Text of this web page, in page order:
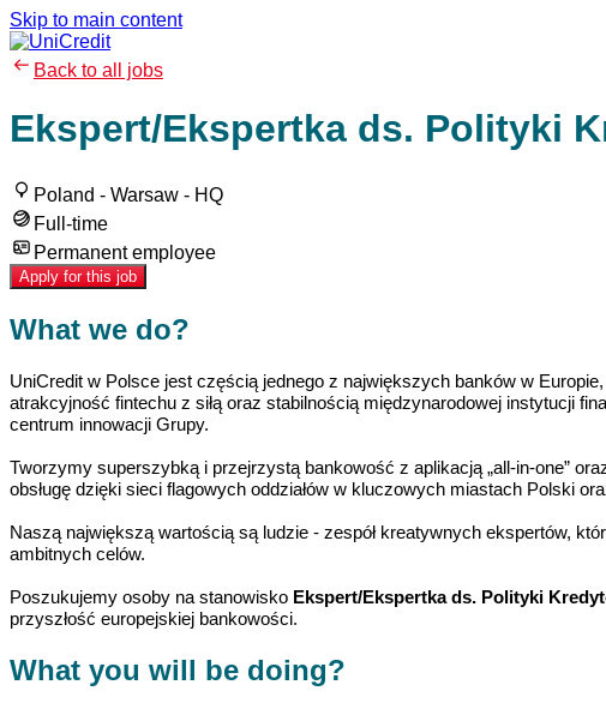
Skip to main content
Back to all jobs
Ekspert/Ekspertka ds. Polityki
Poland - Warsaw - HQ
Full-time
Permanent employee
Apply for this job
What we do?
UniCredit w Polsce jest częścią jednego z największych banków w
atrakcyjność fintechu z siłą oraz stabilnością międzynarodowej instytucji
centrum innowacji Grupy.
Tworzymy superszybką i przejrzystą bankowość z aplikacją „all-in-one”
obsługę dzięki sieci flagowych oddziałów w kluczowych miastach Polski
Naszą największą wartością są ludzie - zespół kreatywnych ekspertów,
ambitnych celów.
Poszukujemy osoby na stanowisko Ekspert/Ekspertka ds. Polityki
przyszłość europejskiej bankowości.
What you will be doing?